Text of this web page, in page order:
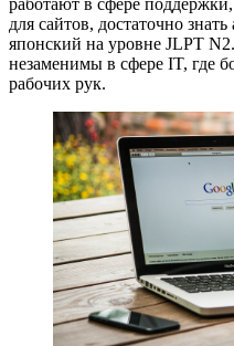
работают в сфере
для сайтов, достаточно
японский на уровне JLPT
незаменимы в сфере IT, где
рабочих рук.